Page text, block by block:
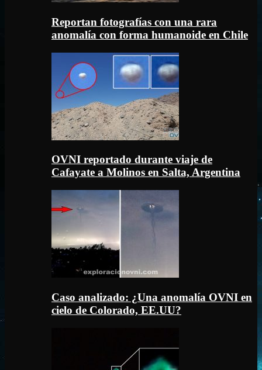
Reportan fotografías con una rara
anomalía con forma humanoide en Chile
OVNI reportado durante viaje de
Cafayate a Molinos en Salta, Argentina
Caso analizado: ¿Una anomalía OVNI en
cielo de Colorado, EE.UU?